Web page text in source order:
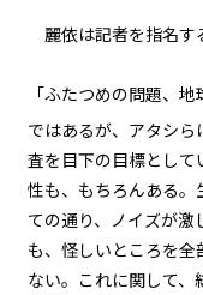
麗依は記者を指名す
「ふたつめの問題、
ではあるが、アタシ
査を目下の目標とし
性も、もちろんある。
ての通り、ノイズが
も、怪しいところを
ない。これに関して、